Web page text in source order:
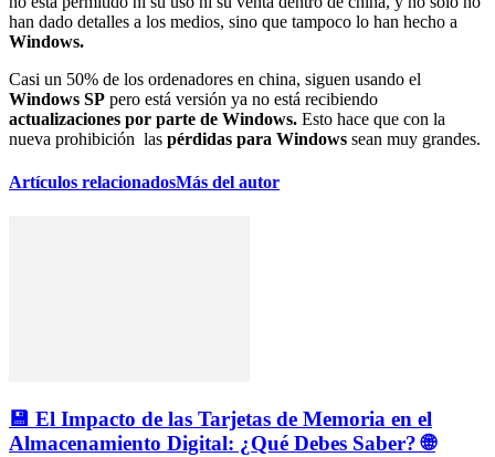
han dado detalles a los medios, sino que tampoco lo han hecho a
Windows.
Casi un 50% de los ordenadores en china, siguen usando el
Windows SP pero está versión ya no está recibiendo
actualizaciones por parte de Windows. Esto hace que con la
nueva prohibición las pérdidas para Windows sean muy grandes.
Artículos relacionadosMás del autor
💾 El Impacto de las Tarjetas de Memoria en el
Almacenamiento Digital: ¿Qué Debes Saber? 🌐